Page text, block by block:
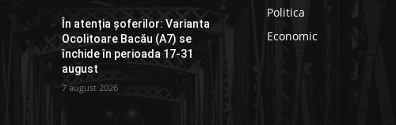
În atenția șoferilor: Varianta
Ocolitoare Bacău (A7) se
închide în perioada 17-31
august
7 august 2026
Politica
Economic